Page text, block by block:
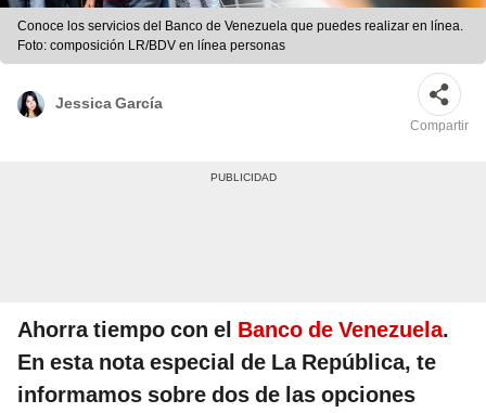
Conoce los servicios del Banco de Venezuela que puedes realizar en línea.
Foto: composición LR/BDV en línea personas
Jessica García
Compartir
Ahorra tiempo con el Banco de Venezuela.
En esta nota especial de La República, te
informamos sobre dos de las opciones